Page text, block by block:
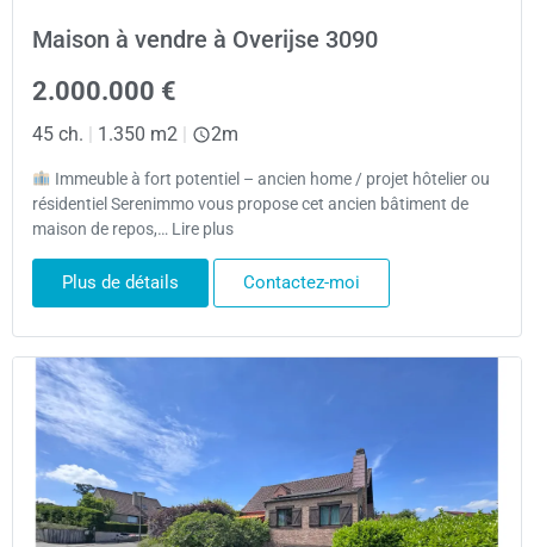
Maison à vendre à Overijse 3090
2.000.000 €
45 ch. 1.350 m2 2m
Immeuble à fort potentiel – ancien home / projet hôtelier ou
résidentiel Serenimmo vous propose cet ancien bâtiment de
maison de repos,… Lire plus
Plus de détails Contactez-moi